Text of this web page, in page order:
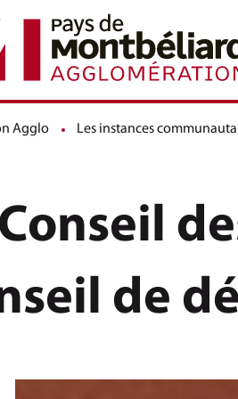
Agglo Les instances
de